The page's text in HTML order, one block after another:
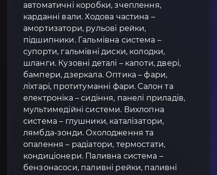
автоматичні коробки, зчеплення,
карданні вали. Ходова частина –
амортизатори, рульові рейки,
підшипники. Гальмівна система –
супорти, гальмівні диски, колодки,
шланги. Кузовні деталі – капоти, двері,
бампери, дзеркала. Оптика – фари,
ліхтарі, протитуманні фари. Салон та
електроніка – сидіння, панелі приладів,
мультимедійні системи. Вихлопна
система – глушники, каталізатори,
лямбда-зонди. Охолодження та
опалення – радіатори, термостати,
кондиціонери. Паливна система –
бензонасоси, паливні рейки, паливні